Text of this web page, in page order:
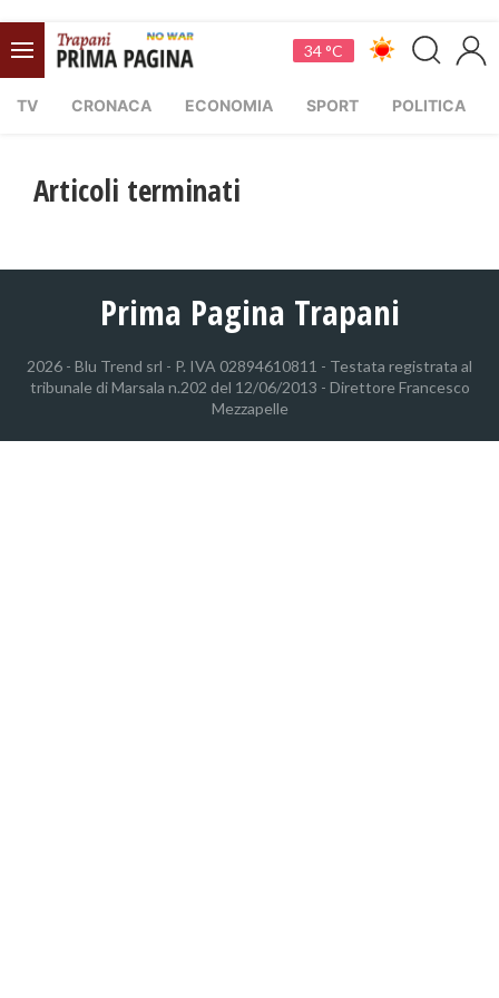
34 °C
TV CRONACA ECONOMIA SPORT POLITICA
Articoli terminati
Prima Pagina Trapani
2026 - Blu Trend srl - P. IVA 02894610811 - Testata registrata al
tribunale di Marsala n.202 del 12/06/2013 - Direttore Francesco
Mezzapelle